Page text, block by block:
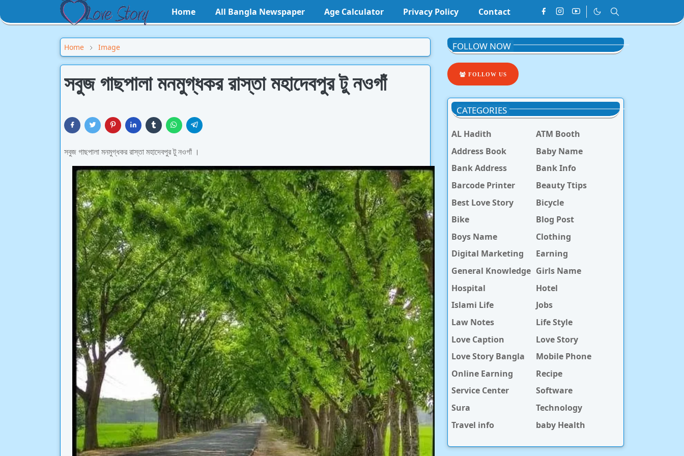
Home All Bangla Newspaper Age Calculator Privacy Policy Contact
Home Image
সবুজ গাছপালা মনমুগ্ধকর রাস্তা মহাদেবপুর টু নওগাঁ
সবুজ গাছপালা মনমুগ্ধকর রাস্তা মহাদেবপুর টু নওগাঁ ।
FOLLOW NOW
FOLLOW US
CATEGORIES
AL Hadith
ATM Booth
Address Book
Baby Name
Bank Address
Bank Info
Barcode Printer
Beauty Ttips
Best Love Story
Bicycle
Bike
Blog Post
Boys Name
Clothing
Digital Marketing
Earning
General Knowledge Girls Name
Hospital
Hotel
Islami Life
Jobs
Law Notes
Life Style
Love Caption
Love Story
Love Story Bangla
Mobile Phone
Online Earning
Recipe
Service Center
Software
Sura
Technology
Travel info
baby Health